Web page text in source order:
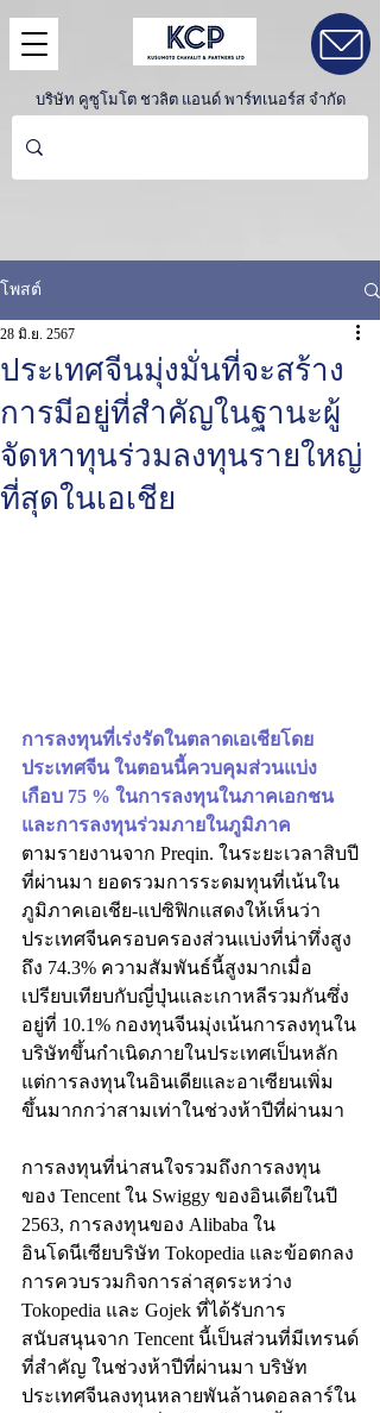
บริษัท คูซูโมโต ชวลิต แอนด์ พาร์ทเนอร์ส จำกัด
โพสต์
ประเทศจีนมุ่งมั่นที่จะสร้าง
การมีอยู่ที่สำคัญในฐานะผู้
จัดหาทุนร่วมลงทุนรายใหญ่
ที่สุดในเอเชีย
28 มิ.ย. 2567
การลงทุนที่เร่งรัดในตลาดเอเชียโดย
ประเทศจีน ในตอนนี้ควบคุมส่วนแบ่ง
เกือบ 75 % ในการลงทุนในภาคเอกชน
และการลงทุนร่วมภายในภูมิภาค
ตามรายงานจาก Preqin. ในระยะเวลาสิบปี
ที่ผ่านมา ยอดรวมการระดมทุนที่เน้นใน
ภูมิภาคเอเชีย-แปซิฟิกแสดงให้เห็นว่า
ประเทศจีนครอบครองส่วนแบ่งที่น่าทึ่งสูง
ถึง 74.3% ความสัมพันธ์นี้สูงมากเมื่อ
เปรียบเทียบกับญี่ปุ่นและเกาหลีรวมกันซึ่ง
อยู่ที่ 10.1% กองทุนจีนมุ่งเน้นการลงทุนใน
บริษัทขึ้นกำเนิดภายในประเทศเป็นหลัก
แต่การลงทุนในอินเดียและอาเซียนเพิ่ม
ขึ้นมากกว่าสามเท่าในช่วงห้าปีที่ผ่านมา
การลงทุนที่น่าสนใจรวมถึงการลงทุน
ของ Tencent ใน Swiggy ของอินเดียในปี
2563, การลงทุนของ Alibaba ใน
อินโดนีเซียบริษัท Tokopedia และข้อตกลง
การควบรวมกิจการล่าสุดระหว่าง
Tokopedia และ Gojek ที่ได้รับการ
สนับสนุนจาก Tencent นี้เป็นส่วนที่มีเทรนด์
ที่สำคัญ ในช่วงห้าปีที่ผ่านมา บริษัท
ประเทศจีนลงทุนหลายพันล้านดอลลาร์ใน